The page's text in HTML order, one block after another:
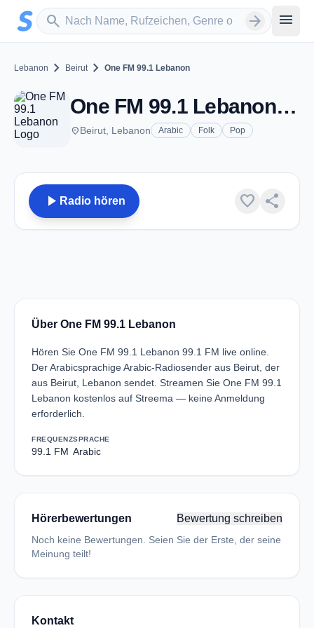
Zum Hauptinhalt springen
search
Sender suchen arrow_forward menu
Lebanon chevron_right Beirut chevron_right One FM 99.1 Lebanon
One FM 99.1 Lebanon - FM 99.1 - Beirut
placeBeirut, Lebanon Arabic Folk Pop
play_arrow Radio hören favorite share
Über One FM 99.1 Lebanon
Hören Sie One FM 99.1 Lebanon 99.1 FM live online.
Der Arabicsprachige Arabic-Radiosender aus Beirut, der
aus Beirut, Lebanon sendet. Streamen Sie One FM 99.1
Lebanon kostenlos auf Streema — keine Anmeldung
erforderlich.
FREQUENZ
99.1 FM
SPRACHE
Arabic
Hörerbewertungen Bewertung schreiben
Noch keine Bewertungen. Seien Sie der Erste, der seine
Meinung teilt!
Kontakt